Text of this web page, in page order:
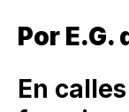
Por E.G.
En